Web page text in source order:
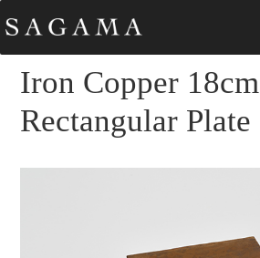
Iron Copper 18cm
Rectangular Plate